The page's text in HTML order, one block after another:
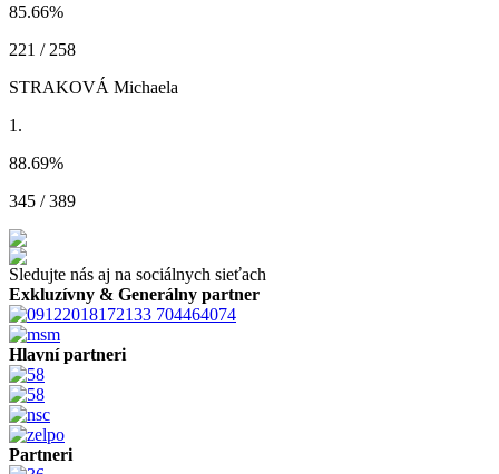
85.66%
221 / 258
STRAKOVÁ Michaela
1.
88.69%
345 / 389
Sledujte nás aj na sociálnych sieťach
Exkluzívny & Generálny partner
Hlavní partneri
Partneri